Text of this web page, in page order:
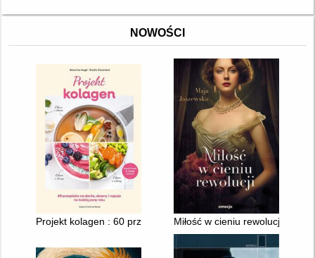
NOWOŚCI
Projekt kolagen : 60 przepisów na dania, desery i napoje na
Miłość w cieniu rewolucji